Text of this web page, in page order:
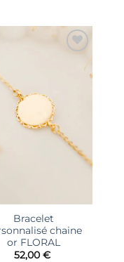
à la liste
Bracelet
chaine
or FLORAL
52,00 €